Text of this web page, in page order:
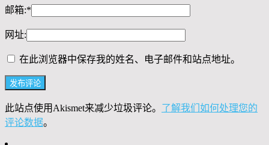
邮箱:*
网址:
在此浏览器中保存我的姓名、电子邮件和站点地址。
此站点使用Akismet来减少垃圾评论。 了解我们如何处理您的
评论数据。